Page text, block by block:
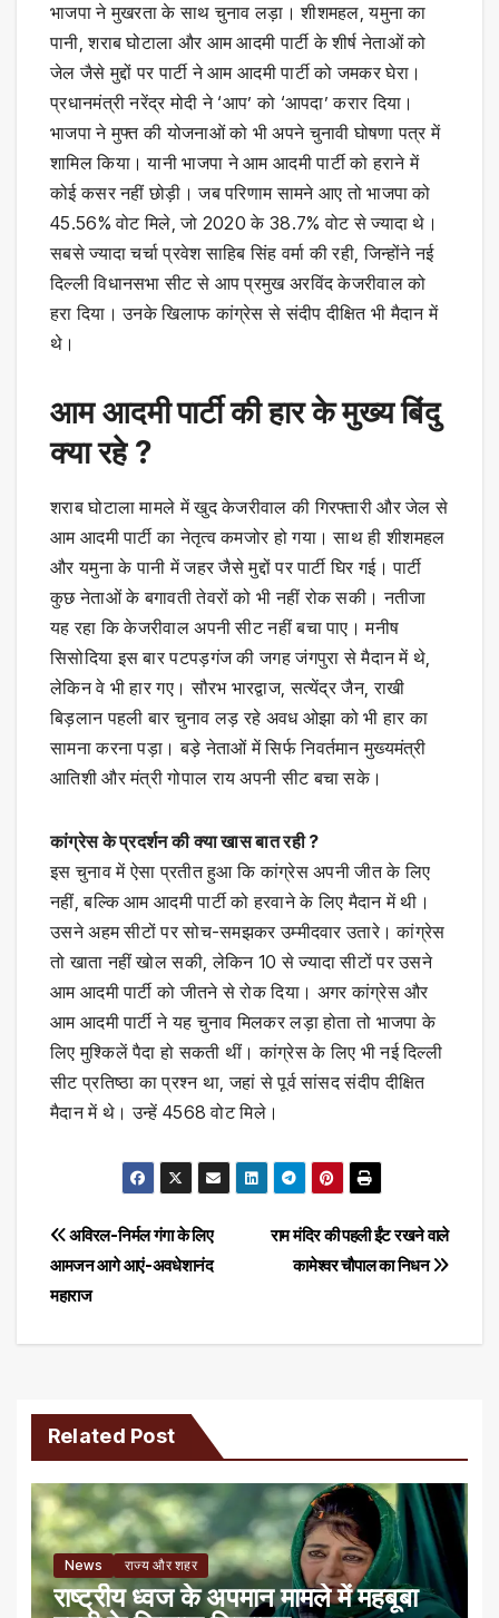
भाजपा ने मुखरता के साथ चुनाव लड़ा। शीशमहल, यमुना का
पानी, शराब घोटाला और आम आदमी पार्टी के शीर्ष नेताओं को
जेल जैसे मुद्दों पर पार्टी ने आम आदमी पार्टी को जमकर घेरा।
प्रधानमंत्री नरेंद्र मोदी ने ‘आप’ को ‘आपदा’ करार दिया।
भाजपा ने मुफ्त की योजनाओं को भी अपने चुनावी घोषणा पत्र में
शामिल किया। यानी भाजपा ने आम आदमी पार्टी को हराने में
कोई कसर नहीं छोड़ी। जब परिणाम सामने आए तो भाजपा को
45.56% वोट मिले, जो 2020 के 38.7% वोट से ज्यादा थे।
सबसे ज्यादा चर्चा प्रवेश साहिब सिंह वर्मा की रही, जिन्होंने नई
दिल्ली विधानसभा सीट से आप प्रमुख अरविंद केजरीवाल को
हरा दिया। उनके खिलाफ कांग्रेस से संदीप दीक्षित भी मैदान में
थे।
आम आदमी पार्टी की हार के मुख्य बिंदु
क्या रहे ?
शराब घोटाला मामले में खुद केजरीवाल की गिरफ्तारी और जेल से
आम आदमी पार्टी का नेतृत्व कमजोर हो गया। साथ ही शीशमहल
और यमुना के पानी में जहर जैसे मुद्दों पर पार्टी घिर गई। पार्टी
कुछ नेताओं के बगावती तेवरों को भी नहीं रोक सकी। नतीजा
यह रहा कि केजरीवाल अपनी सीट नहीं बचा पाए। मनीष
सिसोदिया इस बार पटपड़गंज की जगह जंगपुरा से मैदान में थे,
लेकिन वे भी हार गए। सौरभ भारद्वाज, सत्येंद्र जैन, राखी
बिड़लान पहली बार चुनाव लड़ रहे अवध ओझा को भी हार का
सामना करना पड़ा। बड़े नेताओं में सिर्फ निवर्तमान मुख्यमंत्री
आतिशी और मंत्री गोपाल राय अपनी सीट बचा सके।
कांग्रेस के प्रदर्शन की क्या खास बात रही ?
इस चुनाव में ऐसा प्रतीत हुआ कि कांग्रेस अपनी जीत के लिए
नहीं, बल्कि आम आदमी पार्टी को हरवाने के लिए मैदान में थी।
उसने अहम सीटों पर सोच-समझकर उम्मीदवार उतारे। कांग्रेस
तो खाता नहीं खोल सकी, लेकिन 10 से ज्यादा सीटों पर उसने
आम आदमी पार्टी को जीतने से रोक दिया। अगर कांग्रेस और
आम आदमी पार्टी ने यह चुनाव मिलकर लड़ा होता तो भाजपा के
लिए मुश्किलें पैदा हो सकती थीं। कांग्रेस के लिए भी नई दिल्ली
सीट प्रतिष्ठा का प्रश्न था, जहां से पूर्व सांसद संदीप दीक्षित
मैदान में थे। उन्हें 4568 वोट मिले।
Post
navigation
राम मंदि‍र की पहली ईंट रखने वाले
कामेश्वर चौपाल का न‍िधन
अविरल-निर्मल गंगा के लिए
आमजन आगे आएं-अवधेशानंद
महाराज
Related Post
News राज्य और शहर
राष्ट्रीय ध्वज के अपमान मामले में महबूबा